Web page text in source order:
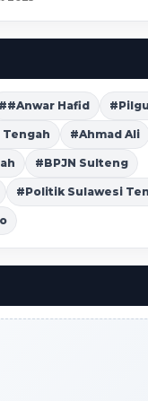
##Anwar Hafid
Tengah #Ahmad Ali
#BPJN Sulteng
#Politik Sulawesi